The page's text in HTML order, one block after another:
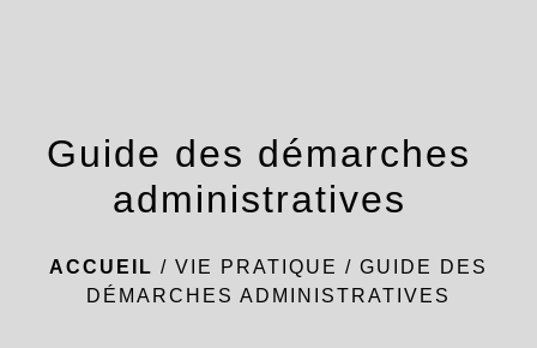
Guide des démarches
administratives
ACCUEIL / VIE PRATIQUE / GUIDE DES
DÉMARCHES ADMINISTRATIVES